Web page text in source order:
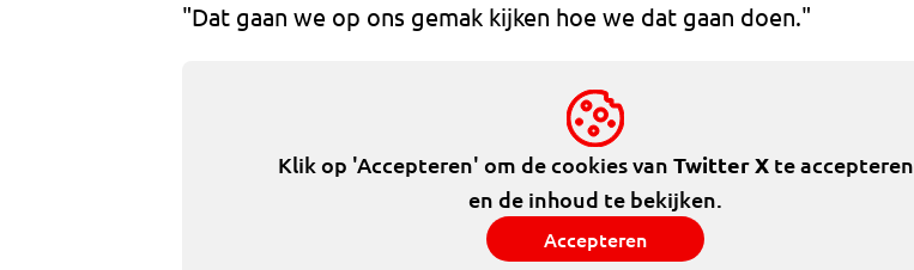
"Dat gaan we op ons gemak kijken hoe we dat gaan doen."
Klik op 'Accepteren' om de cookies van Twitter Xte accepteren
en de inhoud te bekijken.
Accepteren